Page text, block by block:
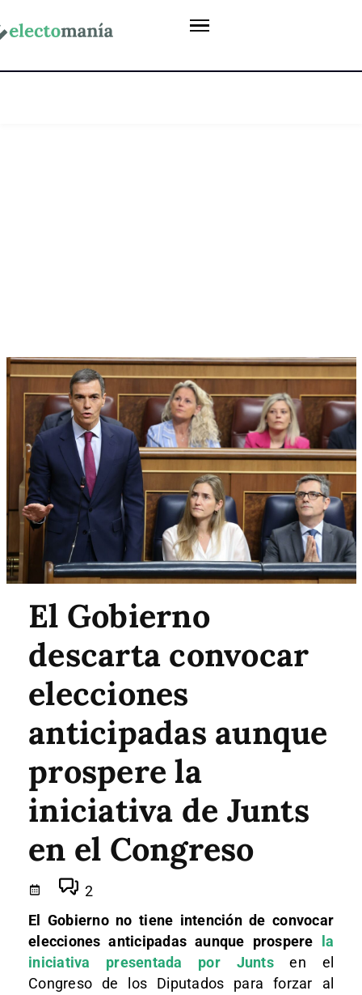
El Gobierno
descarta convocar
elecciones
anticipadas aunque
prospere la
iniciativa de Junts
en el Congreso
2
El Gobierno no tiene intención de convocar
elecciones anticipadas aunque prospere
la
iniciativa presentada por Juntsen el
Congreso de los Diputados para forzar al